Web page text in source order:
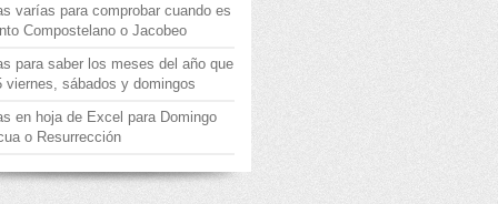
varías para comprobar cuando es
Compostelano o Jacobeo
para saber los meses del año que
viernes, sábados y domingos
en hoja de Excel para Domingo
o Resurrección